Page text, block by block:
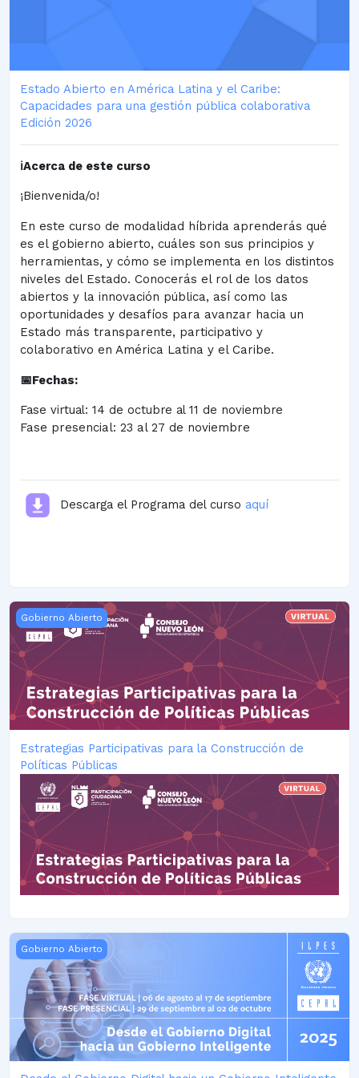
Estado Abierto en América Latina y el Caribe:
Capacidades para una gestión pública colaborativa
Edición 2026
ℹ️Acerca de este curso
¡Bienvenida/o!
En este curso de modalidad híbrida aprenderás qué
es el gobierno abierto, cuáles son sus principios y
herramientas, y cómo se implementa en los distintos
niveles del Estado. Conocerás el rol de los datos
abiertos y la innovación pública, así como las
oportunidades y desafíos para avanzar hacia un
Estado más transparente, participativo y
colaborativo en América Latina y el Caribe.
📅Fechas:
Fase virtual: 14 de octubre al 11 de noviembre
Fase presencial: 23 al 27 de noviembre
Descarga el Programa del curso aquí
Estrategias Participativas para la Construcción de Políticas
Gobierno Abierto
Estrategias Participativas para la Construcción de
Políticas Públicas
Desde el Gobierno Digital hacia un Gobierno Inteligente -
Gobierno Abierto